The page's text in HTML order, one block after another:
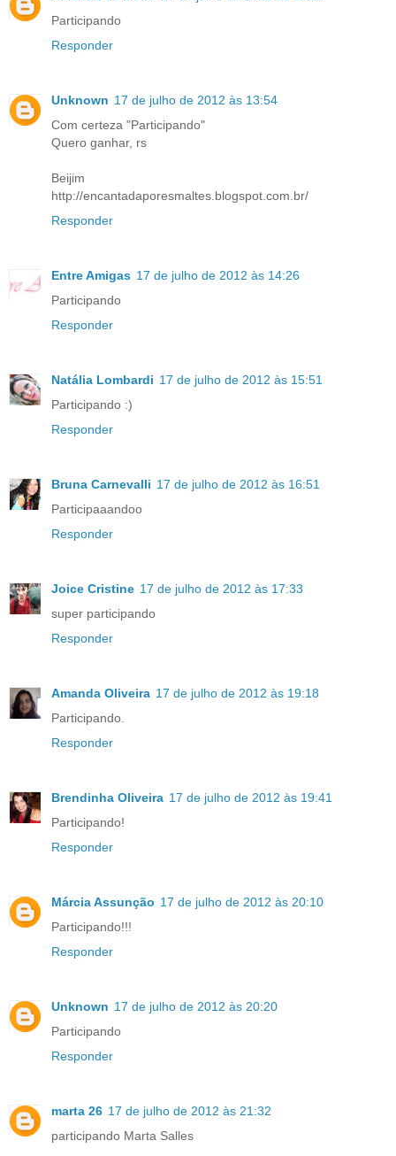
Participando
Responder
Unknown 17 de julho de 2012 às 13:54
Com certeza "Participando"
Quero ganhar, rs
Beijim
http://encantadaporesmaltes.blogspot.com.br/
Responder
Entre Amigas 17 de julho de 2012 às 14:26
Participando
Responder
Natália Lombardi 17 de julho de 2012 às 15:51
Participando :)
Responder
Bruna Carnevalli 17 de julho de 2012 às 16:51
Participaaandoo
Responder
Joice Cristine 17 de julho de 2012 às 17:33
super participando
Responder
Amanda Oliveira 17 de julho de 2012 às 19:18
Participando.
Responder
Brendinha Oliveira 17 de julho de 2012 às 19:41
Participando!
Responder
Márcia Assunção 17 de julho de 2012 às 20:10
Participando!!!
Responder
Unknown 17 de julho de 2012 às 20:20
Participando
Responder
marta 26 17 de julho de 2012 às 21:32
participando Marta Salles